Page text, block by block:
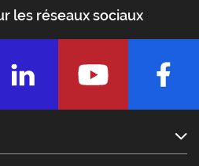
les réseaux sociaux